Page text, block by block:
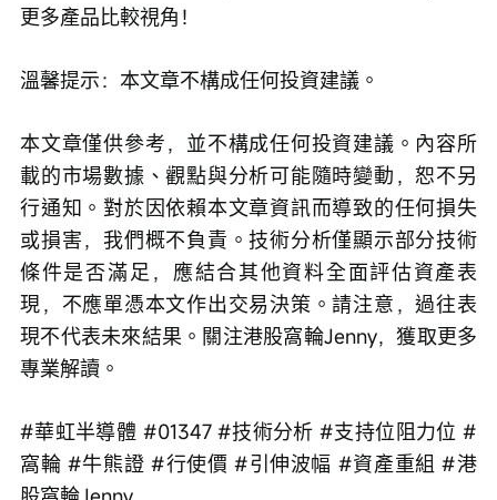
更多產品比較視角！
溫馨提示：本文章不構成任何投資建議。
本文章僅供參考，並不構成任何投資建議。內容所
載的市場數據、觀點與分析可能隨時變動，恕不另
行通知。對於因依賴本文章資訊而導致的任何損失
或損害，我們概不負責。技術分析僅顯示部分技術
條件是否滿足，應結合其他資料全面評估資產表
現，不應單憑本文作出交易決策。請注意，過往表
現不代表未來結果。關注港股窩輪Jenny，獲取更多
專業解讀。
#華虹半導體 #01347 #技術分析 #支持位阻力位 #
窩輪 #牛熊證 #行使價 #引伸波幅 #資產重組 #港